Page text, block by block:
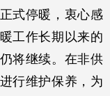
式停暖，衷心感
工作长期以来的
将继续。在非供
行维护保养，为